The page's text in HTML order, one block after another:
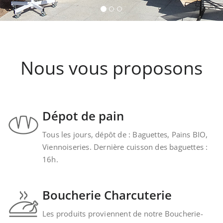
Kintzheim-St-
Nous vous proposons
Dépot de pain
Tous les jours, dépôt de : Baguettes, Pains BIO,
Viennoiseries. Dernière cuisson des baguettes :
16h.
Boucherie Charcuterie
Les produits proviennent de notre Boucherie-